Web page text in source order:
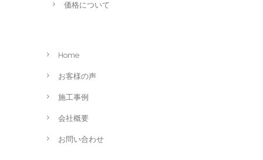
価格について
Home
お客様の声
施工事例
会社概要
お問い合わせ